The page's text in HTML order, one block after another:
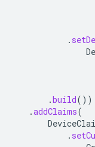
.
.build())
.addClaims(
.